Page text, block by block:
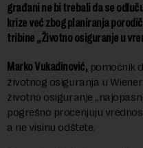
građani ne bi trebali da se
krize već zbog planiranja
tribine „Životno osiguranje u
Marko Vukadinović, pomoćnik
životnog osiguranja u
životno osiguranje
pogrešno procenjuju
a ne visinu odštete.